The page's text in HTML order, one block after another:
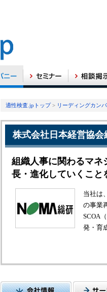
適性検査.jpトップ> リーディングカン
株式会社日本経営協会
組織人事に関わるマネ
長・進化していくこと
当社は
の事業
SCOA
発・育